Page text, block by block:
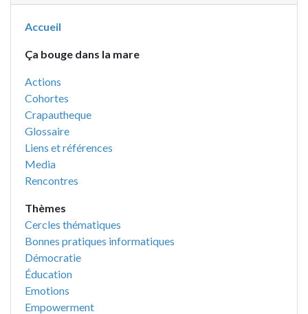
Accueil
Ça bouge dans la mare
Actions
Cohortes
Crapautheque
Glossaire
Liens et références
Media
Rencontres
Thèmes
Cercles thématiques
Bonnes pratiques informatiques
Démocratie
Éducation
Emotions
Empowerment